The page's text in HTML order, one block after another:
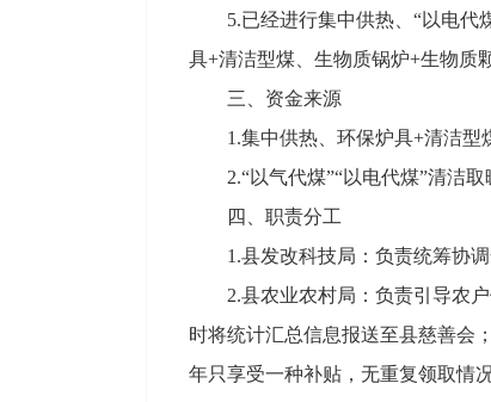
5.已经进行集中供热、“以电代
具+清洁型煤、生物质锅炉+生物质
三、资金来源
1.集中供热、环保炉具+清洁型
2.“以气代煤”“以电代煤”清洁
四、职责分工
1.县发改科技局：负责统筹协
2.县农业农村局：负责引导农
时将统计汇总信息报送至县慈善会
年只享受一种补贴，无重复领取情况